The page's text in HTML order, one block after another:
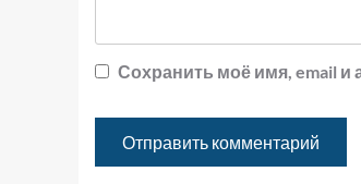
Сохранить моё имя, email и